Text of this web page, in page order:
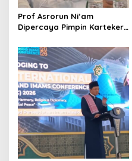
Prof Asrorun Ni’am
Dipercaya Pimpin Karteker
Regenerasi Kepemimpinan
NU